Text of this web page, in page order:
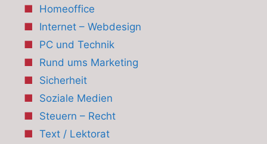
Homeoffice
Internet – Webdesign
PC und Technik
Rund ums Marketing
Sicherheit
Soziale Medien
Steuern – Recht
Text / Lektorat